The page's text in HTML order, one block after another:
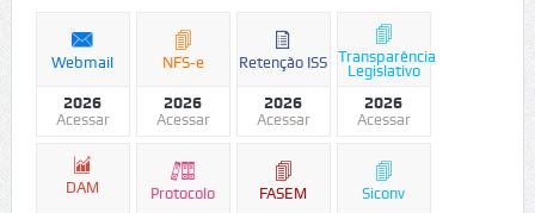
Webmail
2026
Acessar
NFS-e
2026
Acessar
Retenção ISS
2026
Acessar
Transparência
Legislativo
2026
Acessar
DAM Protocolo FASEM Siconv